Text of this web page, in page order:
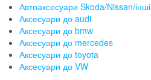
Автоаксесуари Skoda/Nissan/інші
Аксесуари до audi
Аксесуари до bmw
Аксесуари до mercedes
Аксесуари до toyota
Аксесуари до VW